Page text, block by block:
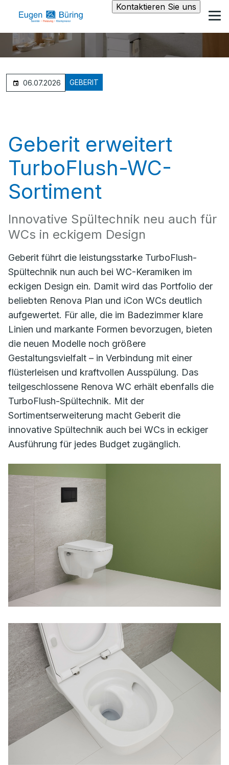
Kontaktieren Sie uns
06.07.2026 GEBERIT
Geberit erweitert
TurboFlush-WC-
Sortiment
Innovative Spültechnik neu auch für
WCs in eckigem Design
Geberit führt die leistungsstarke TurboFlush-
Spültechnik nun auch bei WC-Keramiken im
eckigen Design ein. Damit wird das Portfolio der
beliebten Renova Plan und iCon WCs deutlich
aufgewertet. Für alle, die im Badezimmer klare
Linien und markante Formen bevorzugen, bieten
die neuen Modelle noch größere
Gestaltungsvielfalt – in Verbindung mit einer
flüsterleisen und kraftvollen Ausspülung. Das
teilgeschlossene Renova WC erhält ebenfalls die
TurboFlush-Spültechnik. Mit der
Sortimentserweiterung macht Geberit die
innovative Spültechnik auch bei WCs in eckiger
Ausführung für jedes Budget zugänglich.